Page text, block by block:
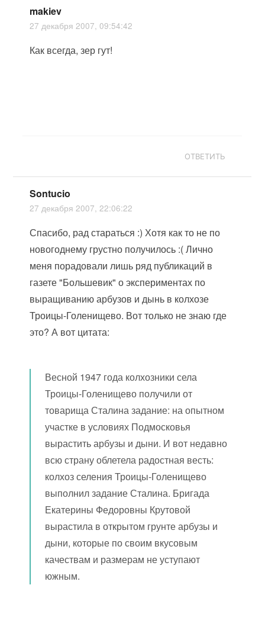
makiev
27 декабря 2007, 09:54:42
Как всегда, зер гут!
ОТВЕТИТЬ
Sontucio
27 декабря 2007, 22:06:22
Спасибо, рад стараться :) Хотя как то не по
новогоднему грустно получилось :( Лично
меня порадовали лишь ряд публикаций в
газете "Большевик" о экспериментах по
выращиванию арбузов и дынь в колхозе
Троицы-Голенищево. Вот только не знаю где
это? А вот цитата:
Весной 1947 года колхозники села
Троицы-Голенищево получили от
товарища Сталина задание: на опытном
участке в условиях Подмосковья
вырастить арбузы и дыни. И вот недавно
всю страну облетела радостная весть:
колхоз селения Троицы-Голенищево
выполнил задание Сталина. Бригада
Екатерины Федоровны Крутовой
вырастила в открытом грунте арбузы и
дыни, которые по своим вкусовым
качествам и размерам не уступают
южным.